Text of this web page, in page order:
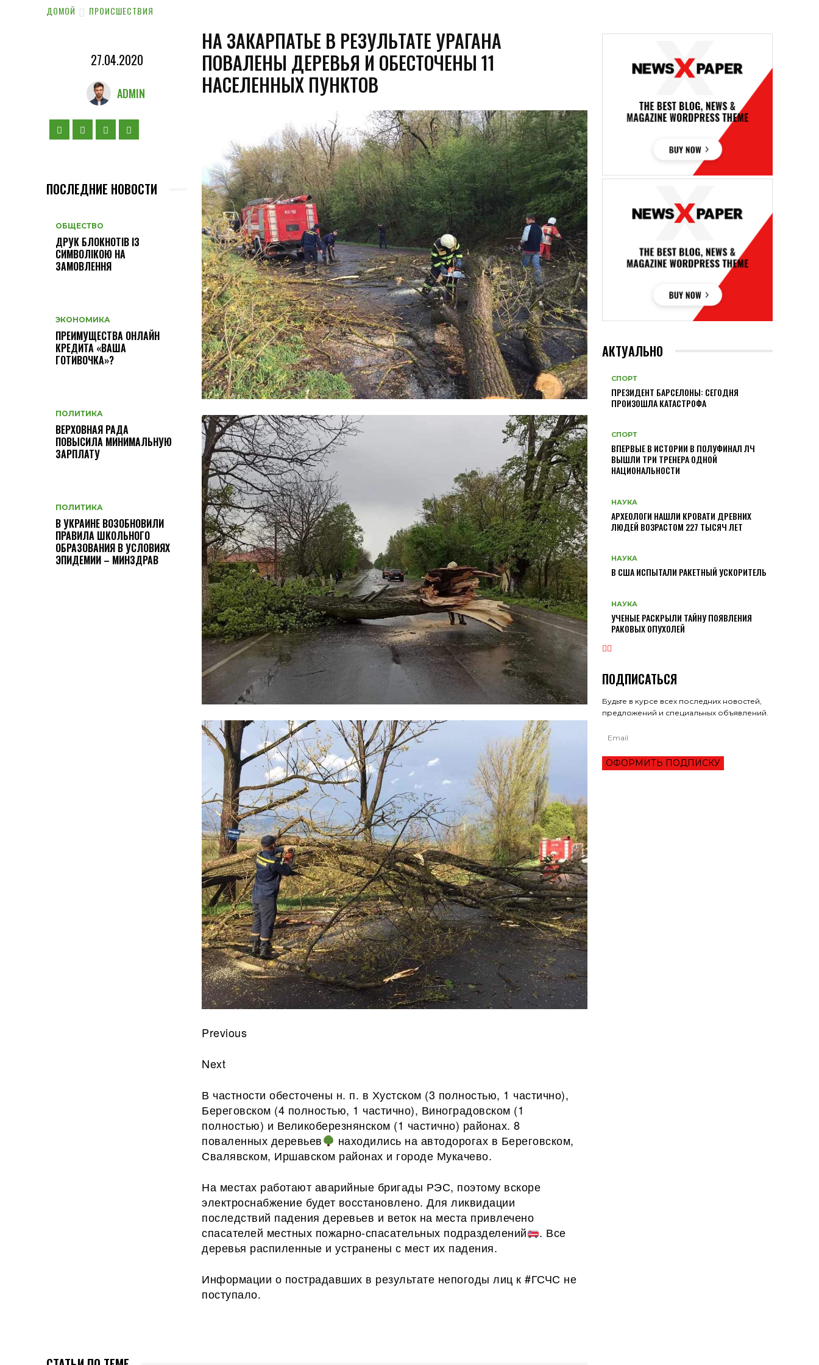
ДОМОЙ ПРОИСШЕСТВИЯ
27.04.2020
ADMIN
ПОСЛЕДНИЕ НОВОСТИ
ОБЩЕСТВО
ДРУК БЛОКНОТІВ ІЗ
СИМВОЛІКОЮ НА
ЗАМОВЛЕННЯ
ЭКОНОМИКА
ПРЕИМУЩЕСТВА ОНЛАЙН
КРЕДИТА «ВАША
ГОТИВОЧКА»?
ПОЛИТИКА
ВЕРХОВНАЯ РАДА
ПОВЫСИЛА МИНИМАЛЬНУЮ
ЗАРПЛАТУ
ПОЛИТИКА
В УКРАИНЕ ВОЗОБНОВИЛИ
ПРАВИЛА ШКОЛЬНОГО
ОБРАЗОВАНИЯ В УСЛОВИЯХ
ЭПИДЕМИИ – МИНЗДРАВ
НА ЗАКАРПАТЬЕ В РЕЗУЛЬТАТЕ УРАГАНА
ПОВАЛЕНЫ ДЕРЕВЬЯ И ОБЕСТОЧЕНЫ 11
НАСЕЛЕННЫХ ПУНКТОВ
Previous
Next
В частности обесточены н. п. в Хустском (3 полностью, 1 частично),
Береговском (4 полностью, 1 частично), Виноградовском (1
полностью) и Великоберезнянском (1 частично) районах. 8
поваленных деревьев
находились на автодорогах в Береговском,
Свалявском, Иршавском районах и городе Мукачево.
На местах работают аварийные бригады РЭС, поэтому вскоре
электроснабжение будет восстановлено. Для ликвидации
последствий падения деревьев и веток на места привлечено
спасателей местных пожарно-спасательных подразделений
. Все
деревья распиленные и устранены с мест их падения.
Информации о пострадавших в результате непогоды лиц к #ГСЧС не
поступало.
АКТУАЛЬНО
СПОРТ
ПРЕЗИДЕНТ БАРСЕЛОНЫ: СЕГОДНЯ
ПРОИЗОШЛА КАТАСТРОФА
СПОРТ
ВПЕРВЫЕ В ИСТОРИИ В ПОЛУФИНАЛ ЛЧ
ВЫШЛИ ТРИ ТРЕНЕРА ОДНОЙ
НАЦИОНАЛЬНОСТИ
НАУКА
АРХЕОЛОГИ НАШЛИ КРОВАТИ ДРЕВНИХ
ЛЮДЕЙ ВОЗРАСТОМ 227 ТЫСЯЧ ЛЕТ
НАУКА
В США ИСПЫТАЛИ РАКЕТНЫЙ УСКОРИТЕЛЬ
НАУКА
УЧЕНЫЕ РАСКРЫЛИ ТАЙНУ ПОЯВЛЕНИЯ
РАКОВЫХ ОПУХОЛЕЙ
ПОДПИСАТЬСЯ
Будьте в курсе всех последних новостей,
предложений и специальных объявлений.
ОФОРМИТЬ ПОДПИСКУ